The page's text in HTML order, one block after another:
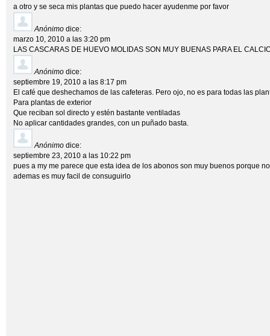
a otro y se seca mis plantas que puedo hacer ayudenme por favor
Anónimo dice:
marzo 10, 2010 a las 3:20 pm
LAS CASCARAS DE HUEVO MOLIDAS SON MUY BUENAS PARA EL
Anónimo dice:
septiembre 19, 2010 a las 8:17 pm
El café que deshechamos de las cafeteras. Pero ojo, no es para todas las
Para plantas de exterior
Que reciban sol directo y estén bastante ventiladas
No aplicar cantidades grandes, con un puñado basta.
Anónimo dice:
septiembre 23, 2010 a las 10:22 pm
pues a my me parece que esta idea de los abonos son muy buenos porque
ademas es muy facil de consuguirlo